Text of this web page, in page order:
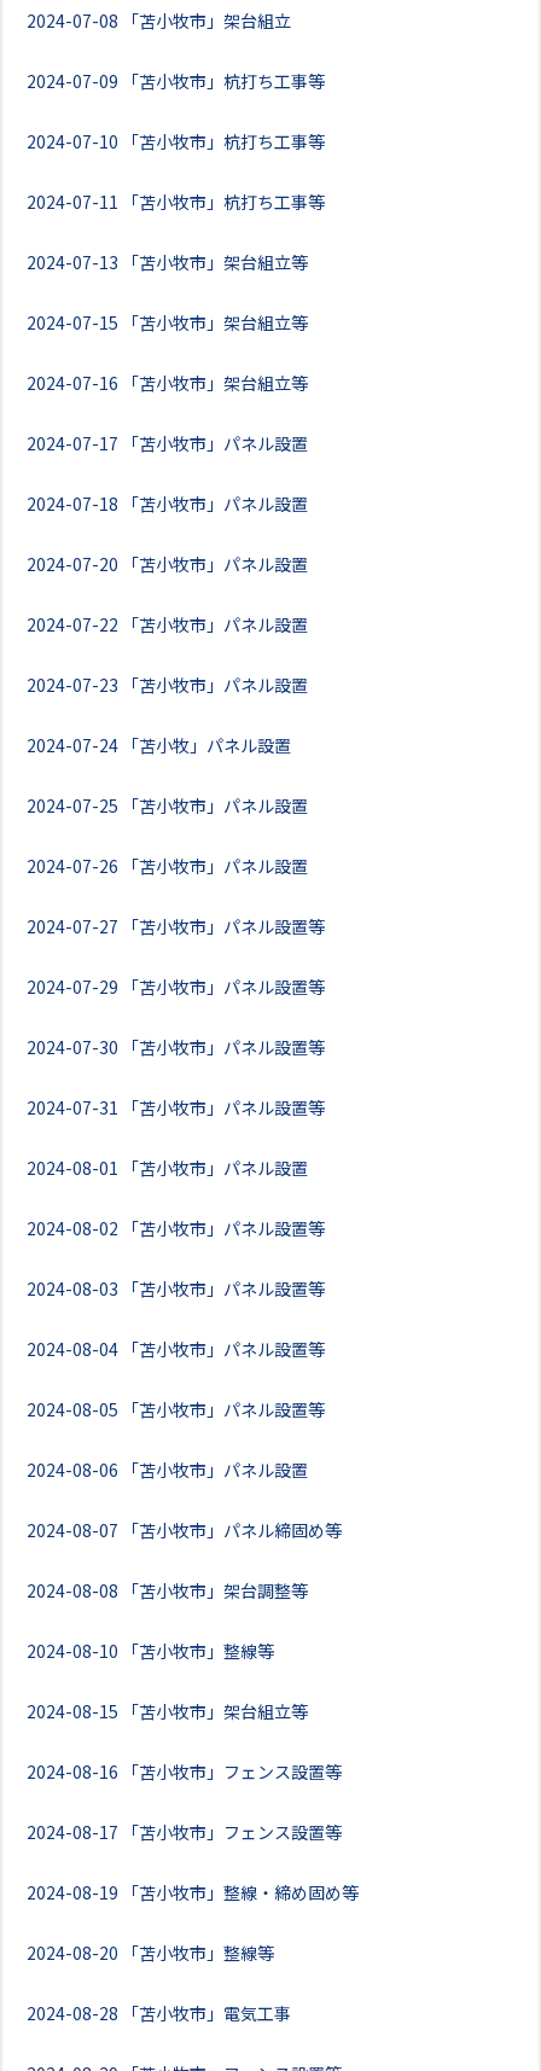
2024-07-08 「苫小牧市」架台組立
2024-07-09 「苫小牧市」杭打ち工事等
2024-07-10 「苫小牧市」杭打ち工事等
2024-07-11 「苫小牧市」杭打ち工事等
2024-07-13 「苫小牧市」架台組立等
2024-07-15 「苫小牧市」架台組立等
2024-07-16 「苫小牧市」架台組立等
2024-07-17 「苫小牧市」パネル設置
2024-07-18 「苫小牧市」パネル設置
2024-07-20 「苫小牧市」パネル設置
2024-07-22 「苫小牧市」パネル設置
2024-07-23 「苫小牧市」パネル設置
2024-07-24 「苫小牧」パネル設置
2024-07-25 「苫小牧市」パネル設置
2024-07-26 「苫小牧市」パネル設置
2024-07-27 「苫小牧市」パネル設置等
2024-07-29 「苫小牧市」パネル設置等
2024-07-30 「苫小牧市」パネル設置等
2024-07-31 「苫小牧市」パネル設置等
2024-08-01 「苫小牧市」パネル設置
2024-08-02 「苫小牧市」パネル設置等
2024-08-03 「苫小牧市」パネル設置等
2024-08-04 「苫小牧市」パネル設置等
2024-08-05 「苫小牧市」パネル設置等
2024-08-06 「苫小牧市」パネル設置
2024-08-07 「苫小牧市」パネル締固め等
2024-08-08 「苫小牧市」架台調整等
2024-08-10 「苫小牧市」整線等
2024-08-15 「苫小牧市」架台組立等
2024-08-16 「苫小牧市」フェンス設置等
2024-08-17 「苫小牧市」フェンス設置等
2024-08-19 「苫小牧市」整線・締め固め等
2024-08-20 「苫小牧市」整線等
2024-08-28 「苫小牧市」電気工事